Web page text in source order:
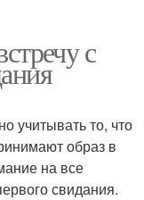
с
учитывать то, что
образ в
на все
свидания.